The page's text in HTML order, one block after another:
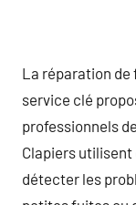
La réparation de
service clé
professionnels
Clapiers
détecter les